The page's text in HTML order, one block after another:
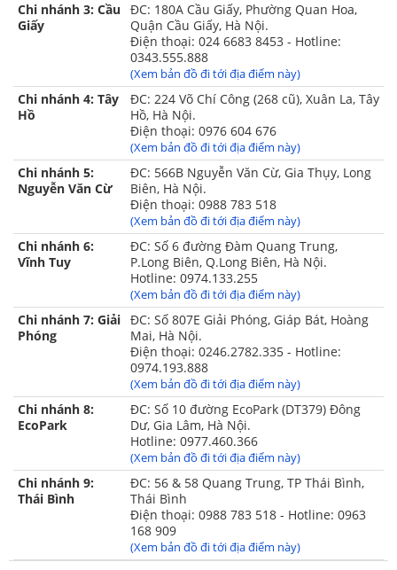
Chi nhánh 3: Cầu
Giấy
ĐC: 180A Cầu Giấy, Phường Quan Hoa,
Quận Cầu Giấy, Hà Nội.
Điện thoại: 024 6683 8453 - Hotline:
0343.555.888
(Xem bản đồ đi tới địa điểm này)
Chi nhánh 4: Tây
Hồ
ĐC: 224 Võ Chí Công (268 cũ), Xuân La, Tây
Hồ, Hà Nội.
Điện thoại: 0976 604 676
(Xem bản đồ đi tới địa điểm này)
Chi nhánh 5:
Nguyễn Văn Cừ
ĐC: 566B Nguyễn Văn Cừ, Gia Thụy, Long
Biên, Hà Nội.
Điện thoại: 0988 783 518
(Xem bản đồ đi tới địa điểm này)
Chi nhánh 6:
Vĩnh Tuy
ĐC: Số 6 đường Đàm Quang Trung,
P.Long Biên, Q.Long Biên, Hà Nội.
Hotline: 0974.133.255
(Xem bản đồ đi tới địa điểm này)
Chi nhánh 7: Giải
Phóng
ĐC: Số 807E Giải Phóng, Giáp Bát, Hoàng
Mai, Hà Nội.
Điện thoại: 0246.2782.335 - Hotline:
0974.193.888
(Xem bản đồ đi tới địa điểm này)
Chi nhánh 8:
EcoPark
ĐC: Số 10 đường EcoPark (DT379) Đông
Dư, Gia Lâm, Hà Nội.
Hotline: 0977.460.366
(Xem bản đồ đi tới địa điểm này)
Chi nhánh 9:
Thái Bình
ĐC: 56 & 58 Quang Trung, TP Thái Bình,
Thái Bình
Điện thoại: 0988 783 518 - Hotline: 0963
168 909
(Xem bản đồ đi tới địa điểm này)